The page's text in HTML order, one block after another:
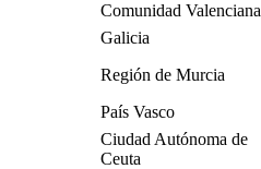
Comunidad Valenciana
Galicia
Región de Murcia
País Vasco
Ciudad Autónoma de
Ceuta